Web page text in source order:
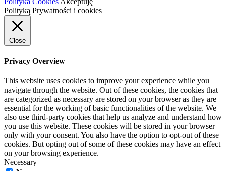
Polityką Prywatności i cookies
Close
Privacy Overview
This website uses cookies to improve your experience while you
navigate through the website. Out of these cookies, the cookies that
are categorized as necessary are stored on your browser as they are
essential for the working of basic functionalities of the website. We
also use third-party cookies that help us analyze and understand how
you use this website. These cookies will be stored in your browser
only with your consent. You also have the option to opt-out of these
cookies. But opting out of some of these cookies may have an effect
on your browsing experience.
Necessary